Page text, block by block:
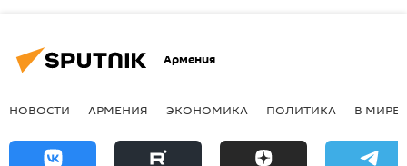
Армения
НОВОСТИ АРМЕНИЯ ЭКОНОМИКА ПОЛИТИКА В МИРЕ